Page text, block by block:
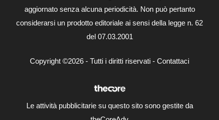
aggiornato senza alcuna periodicità. Non può pertanto
considerarsi un prodotto editoriale ai sensi della legge n. 62
del 07.03.2001
Copyright ©2026 - Tutti i diritti riservati - Contattaci
Le attività pubblicitarie su questo sito sono gestite da